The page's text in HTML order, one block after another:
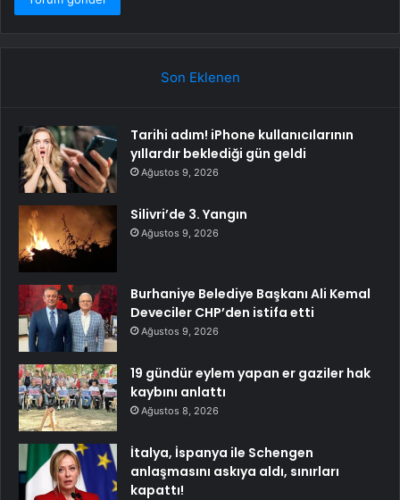
Son Eklenen
Tarihi adım! iPhone kullanıcılarının
yıllardır beklediği gün geldi
Ağustos 9, 2026
Silivri’de 3. Yangın
Ağustos 9, 2026
Burhaniye Belediye Başkanı Ali Kemal
Deveciler CHP’den istifa etti
Ağustos 9, 2026
19 gündür eylem yapan er gaziler hak
kaybını anlattı
Ağustos 8, 2026
İtalya, İspanya ile Schengen
anlaşmasını askıya aldı, sınırları
kapattı!